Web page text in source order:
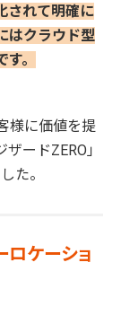
されて明確に
はクラウド型
。
様に価値を提
ードZERO」
た。
ロケーショ